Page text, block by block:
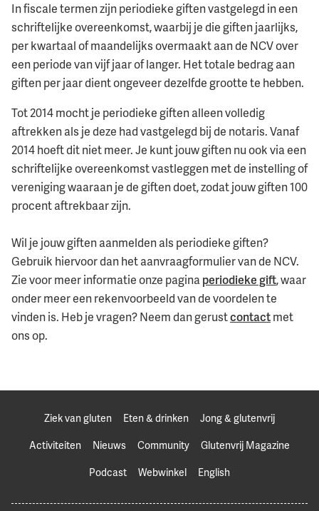
In fiscale termen zijn periodieke giften vastgelegd in een
schriftelijke overeenkomst, waarbij je die giften jaarlijks,
per kwartaal of maandelijks overmaakt aan de NCV over
een periode van vijf jaar of langer. Het totale bedrag aan
giften per jaar dient ongeveer dezelfde grootte te hebben.
Tot 2014 mocht je periodieke giften alleen volledig
aftrekken als je deze had vastgelegd bij de notaris. Vanaf
2014 hoeft dit niet meer. Je kunt jouw giften nu ook via een
schriftelijke overeenkomst vastleggen met de instelling of
vereniging waaraan je de giften doet, zodat jouw giften 100
procent aftrekbaar zijn.
Wil je jouw giften aanmelden als periodieke giften?
Gebruik hiervoor dan het aanvraagformulier van de NCV.
Zie voor meer informatie onze paginaperiodieke gift, waar
onder meer een rekenvoorbeeld van de voordelen te
vinden is. Heb je vragen? Neem dan gerustcontactmet
ons op.
Ziek van gluten Eten & drinken
Jong & glutenvrij
Activiteiten
Nieuws Community
Glutenvrij Magazine
Podcast
Webwinkel English